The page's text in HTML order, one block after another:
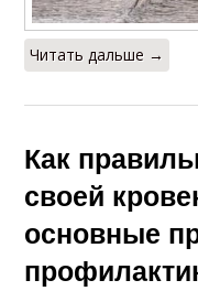
Читать дальше →
Как
своей
основные